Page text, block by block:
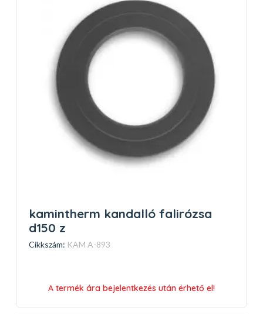
kamintherm kandalló falirózsa
d150 z
Cikkszám: KAM A-893
A termék ára bejelentkezés után érhető el!